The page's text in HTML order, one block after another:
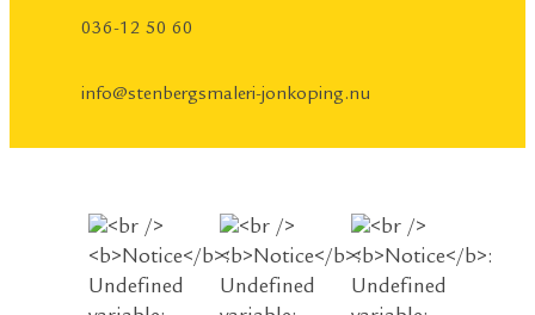
036-12 50 60
info@stenbergsmaleri-jonkoping.nu